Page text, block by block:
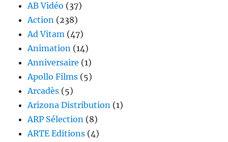
AB Vidéo (37)
Action (238)
Ad Vitam (47)
Animation (14)
Anniversaire (1)
Apollo Films (5)
Arcadès (5)
Arizona Distribution (1)
ARP Sélection (8)
ARTE Editions (4)